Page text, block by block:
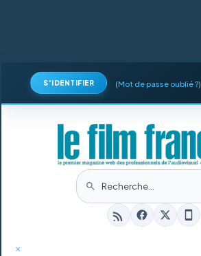
S'IDENTIFIER (Mot de passe oublié ?)
×